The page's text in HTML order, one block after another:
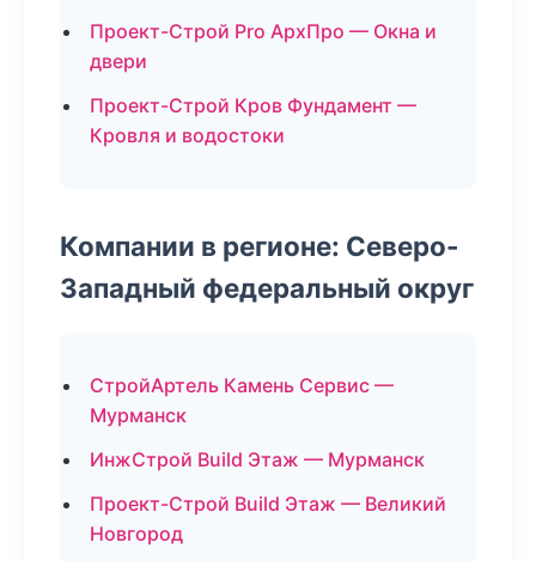
Проект-Строй Pro АрхПро — Окна и
двери
Проект-Строй Кров Фундамент —
Кровля и водостоки
Компании в регионе: Северо-
Западный федеральный округ
СтройАртель Камень Сервис —
Мурманск
ИнжСтрой Build Этаж — Мурманск
Проект-Строй Build Этаж — Великий
Новгород